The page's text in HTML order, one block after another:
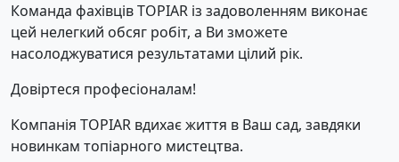
Команда фахівців TOPIAR із задоволенням виконає
цей нелегкий обсяг робіт, а Ви зможете
насолоджуватися результатами цілий рік.
Довіртеся професіоналам!
Компанія TOPIAR вдихає життя в Ваш сад, завдяки
новинкам топіарного мистецтва.